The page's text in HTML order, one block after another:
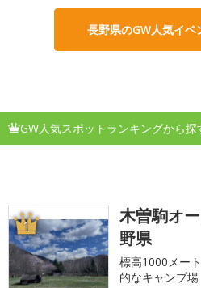
長野県のGW人気イベ
GW人気スポットランキングから探
1
木曽駒オ
野県
標高1000メー
的なキャンプ場